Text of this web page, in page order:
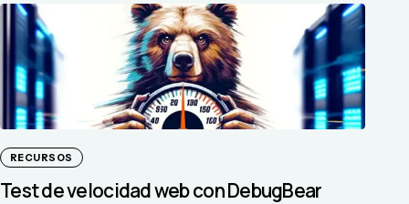
RECURSOS
Test de velocidad web con DebugBear